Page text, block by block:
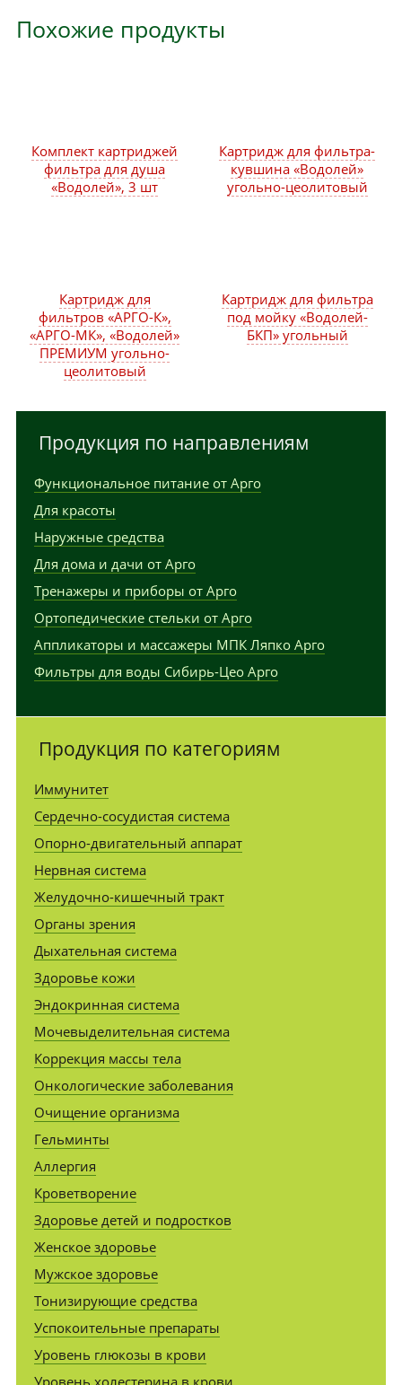
Похожие продукты
Комплект картриджей
фильтра для душа
«Водолей», 3 шт
Картридж для фильтра-
кувшина «Водолей»
угольно-цеолитовый
Картридж для фильтра
под мойку «Водолей-
БКП» угольный
Картридж для
фильтров «АРГО-К»,
«АРГО-МК», «Водолей»
ПРЕМИУМ угольно-
цеолитовый
Продукция по направлениям
Функциональное питание от Арго
Для красоты
Наружные средства
Для дома и дачи от Арго
Тренажеры и приборы от Арго
Ортопедические стельки от Арго
Аппликаторы и массажеры МПК Ляпко Арго
Фильтры для воды Сибирь-Цео Арго
Продукция по категориям
Иммунитет
Сердечно-сосудистая система
Опорно-двигательный аппарат
Нервная система
Желудочно-кишечный тракт
Органы зрения
Дыхательная система
Здоровье кожи
Эндокринная система
Мочевыделительная система
Коррекция массы тела
Онкологические заболевания
Очищение организма
Гельминты
Аллергия
Кроветворение
Здоровье детей и подростков
Женское здоровье
Мужское здоровье
Тонизирующие средства
Успокоительные препараты
Уровень глюкозы в крови